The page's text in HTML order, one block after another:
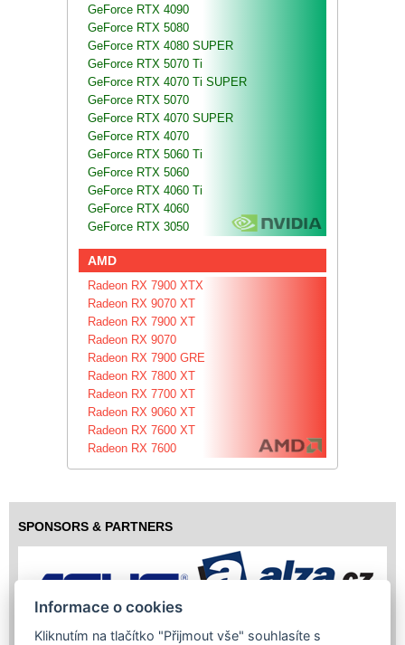
GeForce RTX 4090
GeForce RTX 5080
GeForce RTX 4080 SUPER
GeForce RTX 5070 Ti
GeForce RTX 4070 Ti SUPER
GeForce RTX 5070
GeForce RTX 4070 SUPER
GeForce RTX 4070
GeForce RTX 5060 Ti
GeForce RTX 5060
GeForce RTX 4060 Ti
GeForce RTX 4060
GeForce RTX 3050
AMD
Radeon RX 7900 XTX
Radeon RX 9070 XT
Radeon RX 7900 XT
Radeon RX 9070
Radeon RX 7900 GRE
Radeon RX 7800 XT
Radeon RX 7700 XT
Radeon RX 9060 XT
Radeon RX 7600 XT
Radeon RX 7600
SPONSORS & PARTNERS
Informace o cookies
Kliknutím na tlačítko "Přijmout vše" souhlasíte s